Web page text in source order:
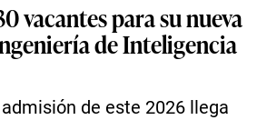
vacantes para su nueva
de Inteligencia
de este 2026 llega